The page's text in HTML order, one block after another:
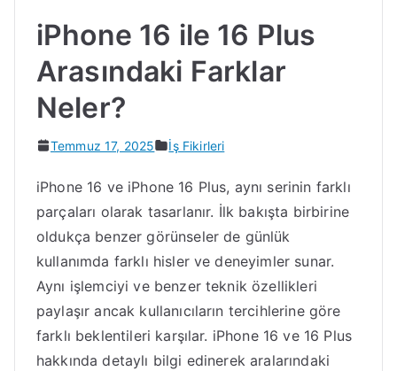
iPhone 16 ile 16 Plus
Arasındaki Farklar
Neler?
Temmuz 17, 2025 İş Fikirleri
iPhone 16 ve iPhone 16 Plus, aynı serinin farklı
parçaları olarak tasarlanır. İlk bakışta birbirine
oldukça benzer görünseler de günlük
kullanımda farklı hisler ve deneyimler sunar.
Aynı işlemciyi ve benzer teknik özellikleri
paylaşır ancak kullanıcıların tercihlerine göre
farklı beklentileri karşılar. iPhone 16 ve 16 Plus
hakkında detaylı bilgi edinerek aralarındaki